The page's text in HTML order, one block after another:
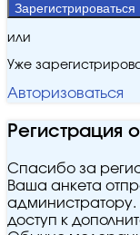
Зарегистрироваться
или
Уже
Авторизоваться
Регистрация
Спасибо за
Ваша анкета
администратору.
доступ к